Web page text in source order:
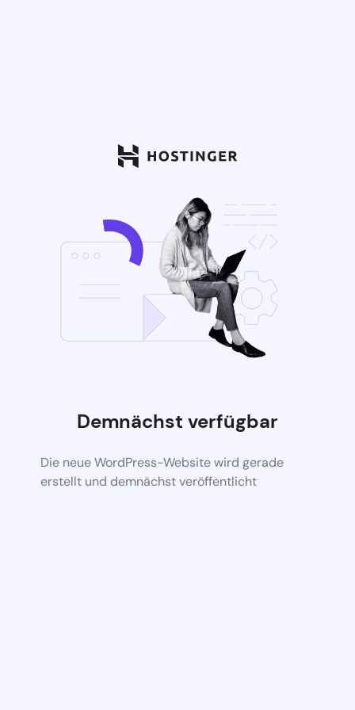
Demnächst verfügbar
Die neue WordPress-Website wird gerade
erstellt und demnächst veröffentlicht